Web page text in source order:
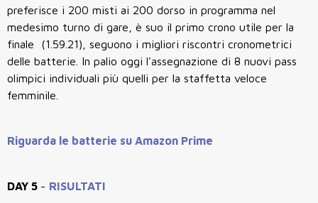
preferisce i 200 misti ai 200 dorso in programma nel
medesimo turno di gare, è suo il primo crono utile per la
finale (1.59.21), seguono i migliori riscontri cronometrici
delle batterie. In palio oggi l'assegnazione di 8 nuovi pass
olimpici individuali più quelli per la staffetta veloce
femminile.
Riguarda le batterie su Amazon Prime
DAY 5 - RISULTATI